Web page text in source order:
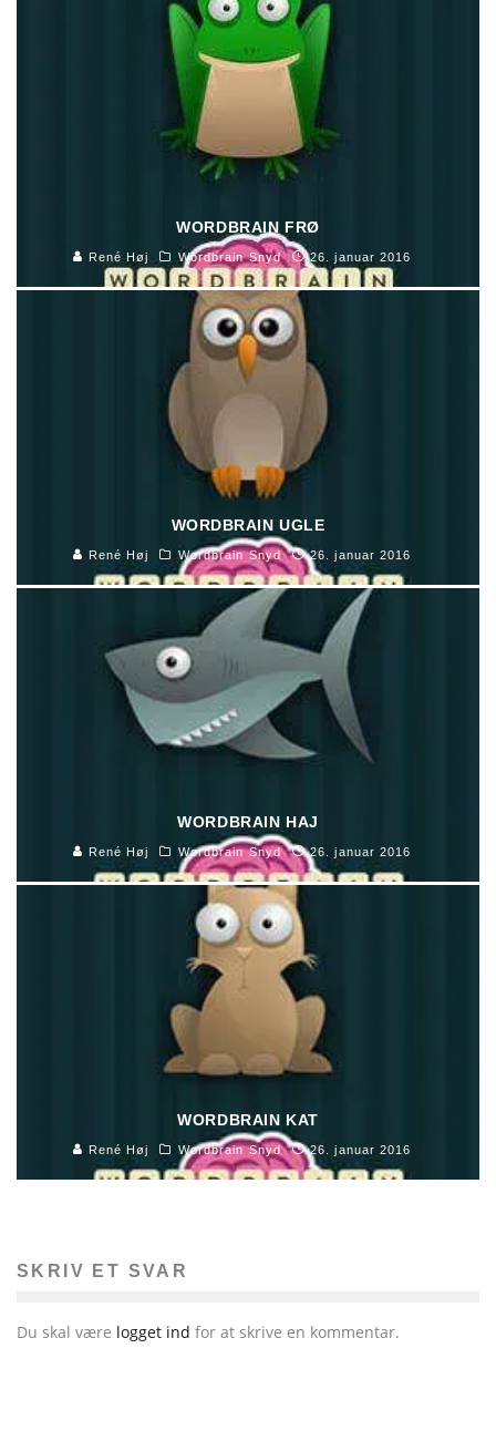
WORDBRAIN FRØ
René Høj Wordbrain Snyd 26. januar 2016
WORDBRAIN UGLE
René Høj Wordbrain Snyd 26. januar 2016
WORDBRAIN HAJ
René Høj Wordbrain Snyd 26. januar 2016
WORDBRAIN KAT
René Høj Wordbrain Snyd 26. januar 2016
SKRIV ET SVAR
Du skal være logget ind for at skrive en kommentar.